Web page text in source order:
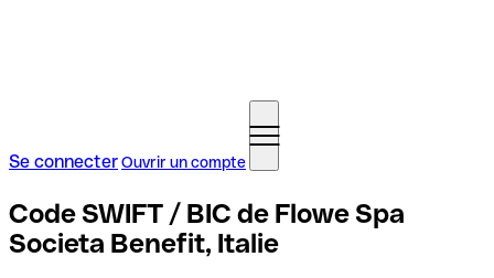
Se connecterOuvrir un compte
Code SWIFT / BIC de Flowe Spa
Societa Benefit, Italie